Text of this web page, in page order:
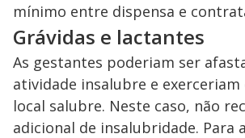
mínimo entre dispensa e
Grávidas e lactantes
As gestantes poderiam ser
atividade insalubre e
local salubre. Neste caso, não
adicional de insalubridade. Para